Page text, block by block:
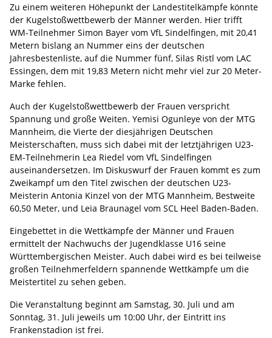
Zu einem weiteren Höhepunkt der Landestitelkämpfe könnte
der Kugelstoßwettbewerb der Männer werden. Hier trifft
WM-Teilnehmer Simon Bayer vom VfL Sindelfingen, mit 20,41
Metern bislang an Nummer eins der deutschen
Jahresbestenliste, auf die Nummer fünf, Silas Ristl vom LAC
Essingen, dem mit 19,83 Metern nicht mehr viel zur 20 Meter-
Marke fehlen.
Auch der Kugelstoßwettbewerb der Frauen verspricht
Spannung und große Weiten. Yemisi Ogunleye von der MTG
Mannheim, die Vierte der diesjährigen Deutschen
Meisterschaften, muss sich dabei mit der letztjährigen U23-
EM-Teilnehmerin Lea Riedel vom VfL Sindelfingen
auseinandersetzen. Im Diskuswurf der Frauen kommt es zum
Zweikampf um den Titel zwischen der deutschen U23-
Meisterin Antonia Kinzel von der MTG Mannheim, Bestweite
60,50 Meter, und Leia Braunagel vom SCL Heel Baden-Baden.
Eingebettet in die Wettkämpfe der Männer und Frauen
ermittelt der Nachwuchs der Jugendklasse U16 seine
Württembergischen Meister. Auch dabei wird es bei teilweise
großen Teilnehmerfeldern spannende Wettkämpfe um die
Meistertitel zu sehen geben.
Die Veranstaltung beginnt am Samstag, 30. Juli und am
Sonntag, 31. Juli jeweils um 10:00 Uhr, der Eintritt ins
Frankenstadion ist frei.